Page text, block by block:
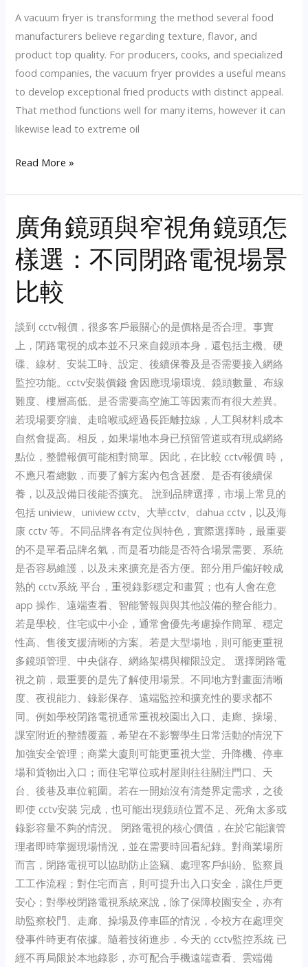
A vacuum fryer is transforming the method several food
manufacturers believe regarding texture, flavor, and
product top quality. For producers, cooks, and specialized
food companies, the vacuum fryer provides a useful means
to develop exceptional fried products with distinct appeal.
That method functions well for many items, however it can
likewise lead to extreme oil
Vacuum
Guide
to
Better
Flavor,
Color,
and
Read More »
廣角鏡頭與窄視角鏡頭怎
樣選：不同閉路電視場景
比較
談到 cctv報價，很多客戶最關心的是價格是否合理。事實
上，閉路電視的成本並不只來自鏡頭本身，還包括主機、硬
碟、線材、安裝工時、設定、後續保養及是否需要接入網絡
監控功能。cctv安裝價錢 會因應現場環境、鏡頭數量、布線
難度、樓層高低、是否需要高空施工等因素而有很大差異。
若現場要穿牆、走暗喉或經過長距離拉線，人工與材料成本
自然會提高。相反，如果場地本身已預留管道或有現成網絡
點位，整體報價可能相對簡單。因此，在比較 cctv報價 時，
不應只看總數，而要了解方案內包含甚麼、是否有後續保
養，以及設備日後能否擴充。 說到品牌選擇，市場上常見的
包括 uniview、uniview cctv、大華cctv、dahua cctv，以及海
康 cctv 等。不同品牌各有定位與特色，實際選擇時，最重要
的不是單看品牌名氣，而是看功能是否符合場景需要、系統
是否容易維護，以及未來擴充是否方便。部分用戶偏好較成
熟的 cctv系統 平台，重視錄影穩定和畫質；也有人會在意
app 操作、遠端查看、智能警報與與其他設備的整合能力。
若是學校、住宅或中小企，通常會優先考慮操作簡單、穩定
性高、售後支援清晰的方案。若是大型場地，則可能更重視
多鏡頭管理、中央儲存、網絡架構與權限設定。 選擇閉路電
視之前，最重要的是先了解使用場景。不同地方對畫面清晰
度、夜視能力、錄影保存、遠端監控和擴充性的要求都不
同。例如學校閉路電視通常重視校園出入口、走廊、操場、
課室附近的整體覆蓋，希望在不影響學生日常活動的情況下
加強安全管理；商業大廈則可能更重視大堂、升降機、停車
場和貨物出入口；而住宅單位或村屋則往往關注門口、天
台、後巷及車位範圍。若在一開始沒有清楚界定需求，之後
即使 cctv安裝 完成，也可能出現鏡頭位置不足、死角太多或
錄影容量不夠的情況。 閉路電視的核心價值，在於它能讓管
理者即時掌握現場情況，並在需要時回看紀錄。對商業場所
而言，閉路電視可以協助防止盜竊、處理客戶糾紛、監察員
工工作流程；對住宅而言，則可提升出入口安全，讓住戶更
安心；對學校閉路電視系統來說，除了保障校園安全，亦有
助監察校門、走廊、操場及停車區的情況，令校方在處理突
發事件時更有依據。隨着技術進步，今天的 cctv監控系統 已
經不再局限於本地錄影，亦可配合手機遠端查看、雲端備